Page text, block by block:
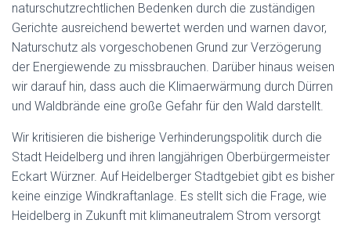
naturschutzrechtlichen Bedenken durch die zuständigen
Gerichte ausreichend bewertet werden und warnen davor,
Naturschutz als vorgeschobenen Grund zur Verzögerung
der Energiewende zu missbrauchen. Darüber hinaus weisen
wir darauf hin, dass auch die Klimaerwärmung durch Dürren
und Waldbrände eine große Gefahr für den Wald darstellt.
Wir kritisieren die bisherige Verhinderungspolitik durch die
Stadt Heidelberg und ihren langjährigen Oberbürgermeister
Eckart Würzner. Auf Heidelberger Stadtgebiet gibt es bisher
keine einzige Windkraftanlage. Es stellt sich die Frage, wie
Heidelberg in Zukunft mit klimaneutralem Strom versorgt